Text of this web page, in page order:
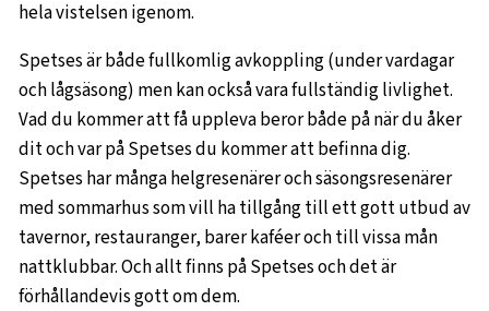
hela vistelsen igenom.
Spetses är både fullkomlig avkoppling (under vardagar
och lågsäsong) men kan också vara fullständig livlighet.
Vad du kommer att få uppleva beror både på när du åker
dit och var på Spetses du kommer att befinna dig.
Spetses har många helgresenärer och säsongsresenärer
med sommarhus som vill ha tillgång till ett gott utbud av
tavernor, restauranger, barer kaféer och till vissa mån
nattklubbar. Och allt finns på Spetses och det är
förhållandevis gott om dem.